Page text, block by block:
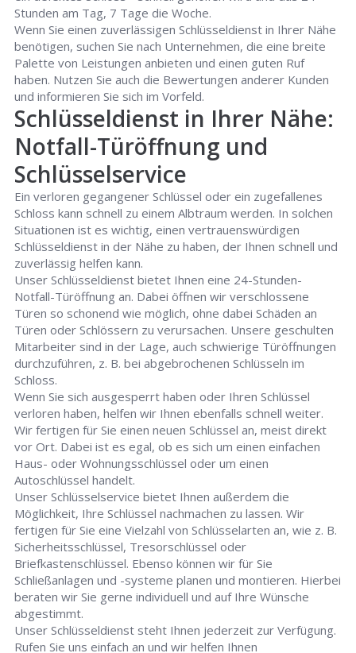
Stunden am Tag, 7 Tage die Woche.
Wenn Sie einen zuverlässigen Schlüsseldienst in Ihrer Nähe
benötigen, suchen Sie nach Unternehmen, die eine breite
Palette von Leistungen anbieten und einen guten Ruf
haben. Nutzen Sie auch die Bewertungen anderer Kunden
und informieren Sie sich im Vorfeld.
Schlüsseldienst in Ihrer Nähe:
Notfall-Türöffnung und
Schlüsselservice
Ein verloren gegangener Schlüssel oder ein zugefallenes
Schloss kann schnell zu einem Albtraum werden. In solchen
Situationen ist es wichtig, einen vertrauenswürdigen
Schlüsseldienst in der Nähe zu haben, der Ihnen schnell und
zuverlässig helfen kann.
Unser Schlüsseldienst bietet Ihnen eine 24-Stunden-
Notfall-Türöffnung an. Dabei öffnen wir verschlossene
Türen so schonend wie möglich, ohne dabei Schäden an
Türen oder Schlössern zu verursachen. Unsere geschulten
Mitarbeiter sind in der Lage, auch schwierige Türöffnungen
durchzuführen, z. B. bei abgebrochenen Schlüsseln im
Schloss.
Wenn Sie sich ausgesperrt haben oder Ihren Schlüssel
verloren haben, helfen wir Ihnen ebenfalls schnell weiter.
Wir fertigen für Sie einen neuen Schlüssel an, meist direkt
vor Ort. Dabei ist es egal, ob es sich um einen einfachen
Haus- oder Wohnungsschlüssel oder um einen
Autoschlüssel handelt.
Unser Schlüsselservice bietet Ihnen außerdem die
Möglichkeit, Ihre Schlüssel nachmachen zu lassen. Wir
fertigen für Sie eine Vielzahl von Schlüsselarten an, wie z. B.
Sicherheitsschlüssel, Tresorschlüssel oder
Briefkastenschlüssel. Ebenso können wir für Sie
Schließanlagen und -systeme planen und montieren. Hierbei
beraten wir Sie gerne individuell und auf Ihre Wünsche
abgestimmt.
Unser Schlüsseldienst steht Ihnen jederzeit zur Verfügung.
Rufen Sie uns einfach an und wir helfen Ihnen